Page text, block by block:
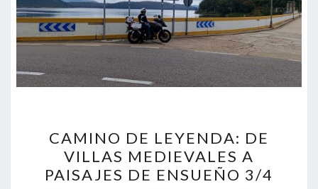
DE
LEYENDA:
DE
CAMINO DE LEYENDA: DE
VILLAS MEDIEVALES A
PAISAJES DE ENSUEÑO 3/4